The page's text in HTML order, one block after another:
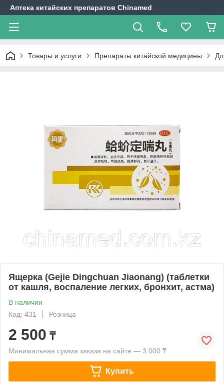
Аптека китайских препаратов Chinamed
Товары и услуги Препараты китайской медицины
Ящерка (Gejie Dingchuan Jiaonang) (таблетки
от кашля, воспаление легких, бронхит, астма)
В наличии
Код: 431
Розница
2 500 ₸
Минимальная сумма заказа на сайте — 3 000 ₸
Купить